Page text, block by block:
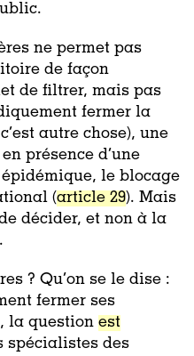
ne permet pas
de façon
de filtrer, mais pas
fermer la
autre chose), une
présence d’une
le blocage
(article 29). Mais
décider, et non à la
? Qu’on se le dise :
fermer ses
la question est
spécialistes des